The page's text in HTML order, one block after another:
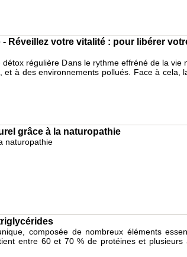
Réveillez votre vitalité : pour libérer
régulière Dans le rythme effréné de la vie
à des environnements pollués. Face à cela,
grâce à la naturopathie
naturopathie
composée de nombreux éléments
entre 60 et 70 % de protéines et